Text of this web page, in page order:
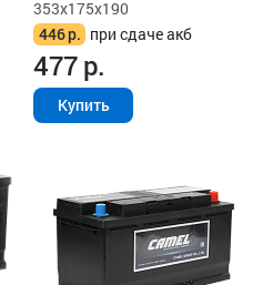
353x175x190
446р. при сдаче акб
477р.
Купить